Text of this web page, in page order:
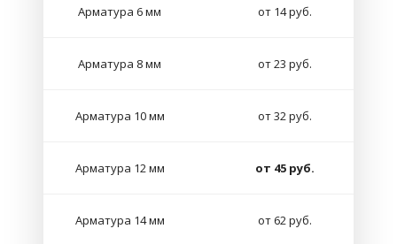
Арматура 6 мм от 14 руб.
Арматура 8 мм от 23 руб.
Арматура 10 мм от 32 руб.
Арматура 12 мм от 45 руб.
Арматура 14 мм от 62 руб.